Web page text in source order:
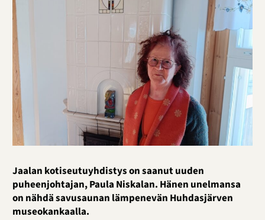
Jaalan kotiseutuyhdistys on saanut uuden
puheenjohtajan, Paula Niskalan. Hänen unelmansa
on nähdä savusaunan lämpenevän Huhdasjärven
museokankaalla.